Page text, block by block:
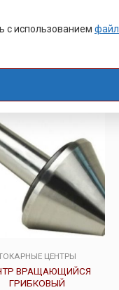
ЦЕНТРЫ
ВРАЩАЮЩИЙСЯ
ГРИБКОВЫЙ
с использованием